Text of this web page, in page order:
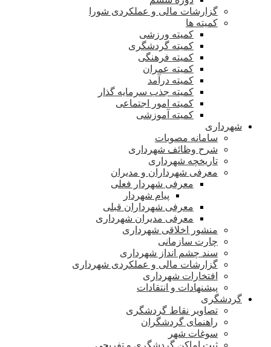
گزارشات مالی و عملکردی شورا
کمیته ها
کمیته ورزشی
کمیته گردشگری
کمیته فرهنگی
کمیته عمران
کمیته درآمد
کمیته جذب سرمایه گذار
کمیته امور اجتماعی
کمیته آموزشی
شهرداری
سامانه مصوبات
شرح وظائف شهرداری
تاریخچه شهرداری
معرفی شهرداران و مدیران
معرفی شهردار فعلی
پیام شهردار
معرفی شهرداران قبلی
معرفی مدیران شهرداری
منشور اخلاقی شهرداری
چارت سازمانی
سند چشم انداز شهرداری
گزارشات مالی و عملکردی شهرداری
افتخارات شهرداری
پیشنهادات و انتقادات
گردشگری
تصاویر نقاط گردشگری
راهنمای گردشگران
سوغات شهر
ثبت اماکن گردشگری و تفریحی